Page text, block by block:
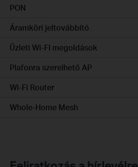
PON
Áramköri jeltovábbító
Üzleti Wi-FI megoldások
Plafonra szerelhető AP
Wi-Fi Router
Whole-Home Mesh